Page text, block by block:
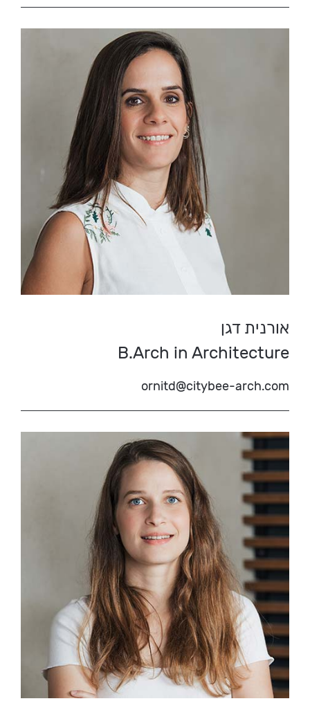
אורנית דגן
B.Arch in Architecture
ornitd@citybee-arch.com